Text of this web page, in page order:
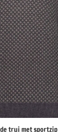
trui met sportzip